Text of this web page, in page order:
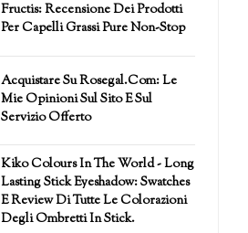
Fructis: Recensione Dei Prodotti
Per Capelli Grassi Pure Non-Stop
Acquistare Su Rosegal.com: Le
Mie Opinioni Sul Sito E Sul
Servizio Offerto
Kiko Colours In The World - Long
Lasting Stick Eyeshadow: Swatches
E Review Di Tutte Le Colorazioni
Degli Ombretti In Stick.